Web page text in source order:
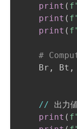
print (
print (
print (
#
    Br
, Bt ,
// 出力
print (